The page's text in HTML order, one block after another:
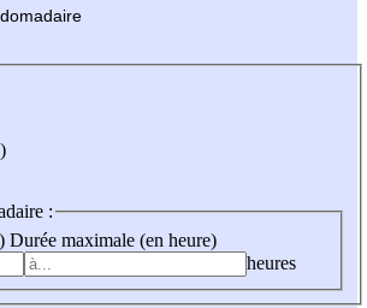
madaire
:
Durée maximale (en heure)
heures